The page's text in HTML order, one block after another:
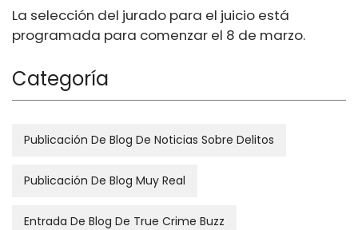
La selección del jurado para el juicio está
programada para comenzar el 8 de marzo.
Categoría
Publicación De Blog De Noticias Sobre Delitos
Publicación De Blog Muy Real
Entrada De Blog De True Crime Buzz